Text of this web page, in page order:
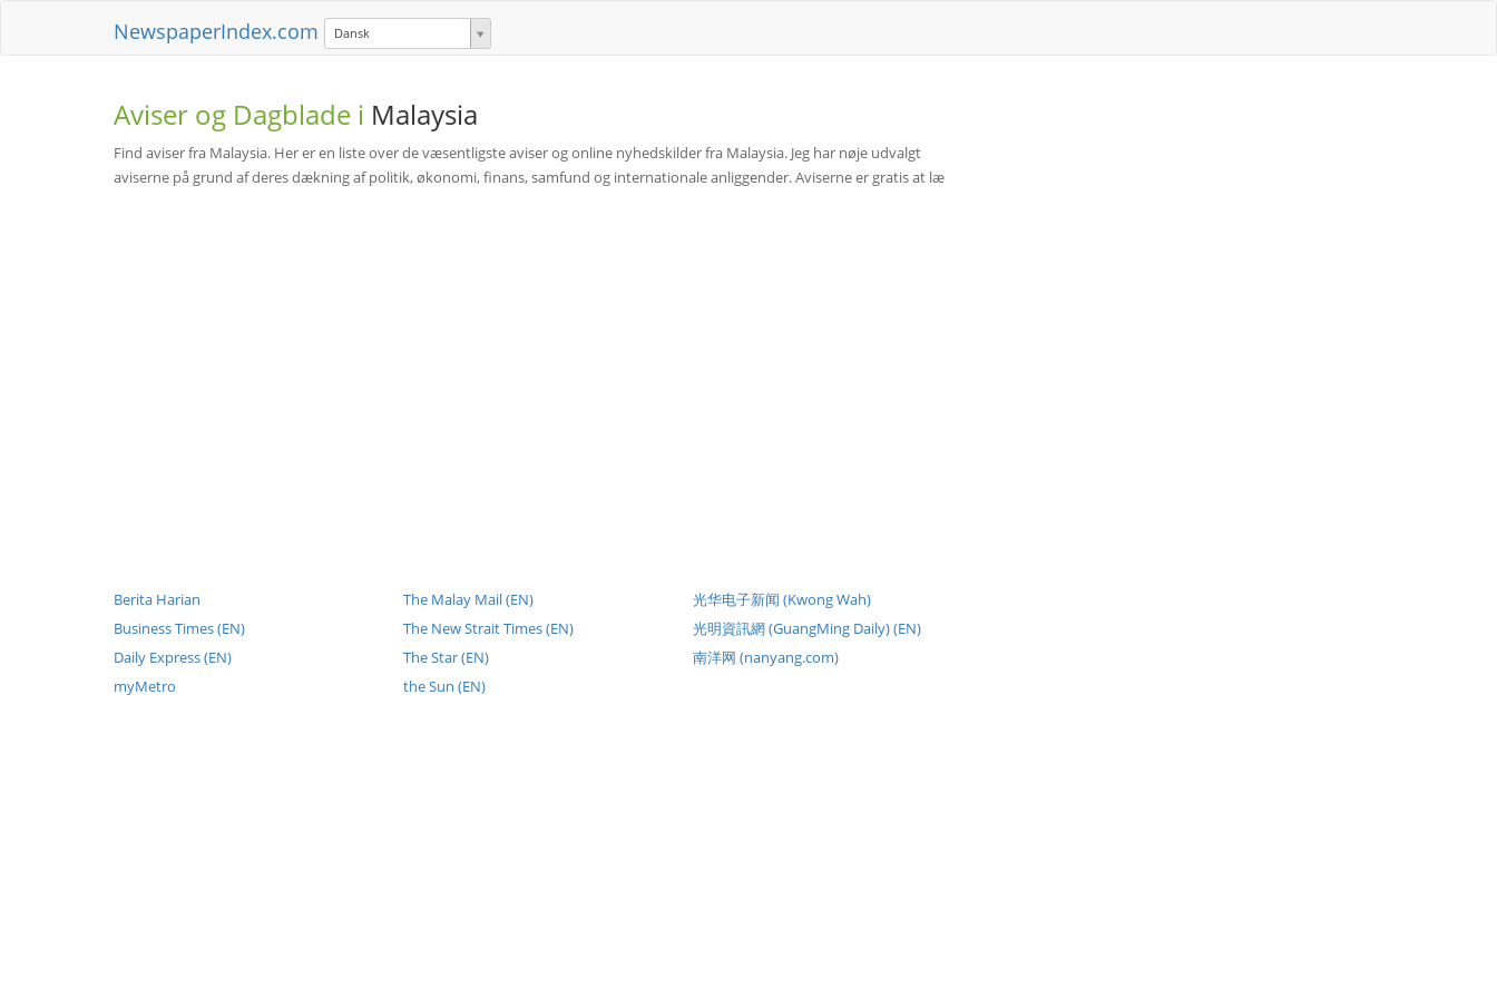
NewspaperIndex.com Dansk
Aviser og Dagblade i Malaysia
Find aviser fra Malaysia. Her er en liste over de væsentligste aviser og online nyhedskilder fra Malaysia. Jeg har nøje udvalgt
aviserne på grund af deres dækning af politik, økonomi, finans, samfund og internationale anliggender. Aviserne er gratis at læ
Berita Harian
Business Times (EN)
Daily Express (EN)
myMetro
The Malay Mail (EN)
The New Strait Times (EN)
The Star (EN)
the Sun (EN)
光华电子新闻 (Kwong Wah)
光明資訊網 (GuangMing Daily) (EN)
南洋网 (nanyang.com)